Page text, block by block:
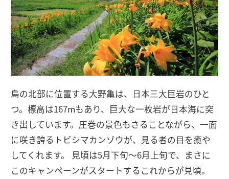
島の北部に位置する大野亀は、日本三大巨岩のひと
つ。標高は167mもあり、巨大な一枚岩が日本海に突
き出しています。圧巻の景色もさることながら、一面
に咲き誇るトビシマカンゾウが、見る者の目を癒や
してくれます。 見頃は5月下旬〜6月上旬で、まさに
このキャンペーンがスタートするこれからが見頃。